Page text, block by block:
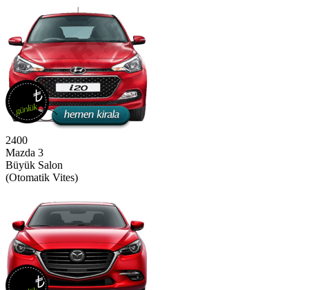
2400
Mazda 3
Büyük Salon
(Otomatik Vites)